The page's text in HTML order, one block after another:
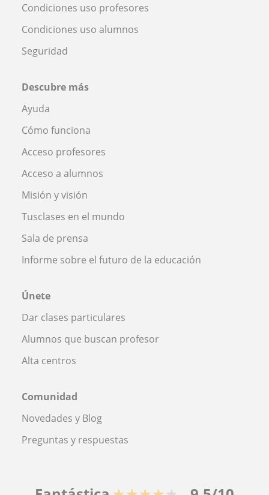
Condiciones uso profesores
Condiciones uso alumnos
Seguridad
Descubre más
Ayuda
Cómo funciona
Acceso profesores
Acceso a alumnos
Misión y visión
Tusclases en el mundo
Sala de prensa
Informe sobre el futuro de la educación
Únete
Dar clases particulares
Alumnos que buscan profesor
Alta centros
Comunidad
Novedades y Blog
Preguntas y respuestas